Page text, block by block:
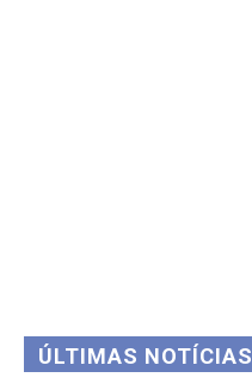
ÚLTIMAS NOTÍCIAS